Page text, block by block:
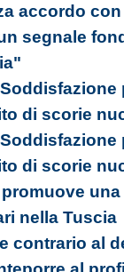
accordo
segnale
di scorie
di scorie
nella Tuscia
contrario al